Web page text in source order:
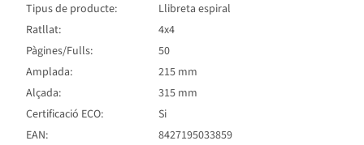
Tipus de producte:
Llibreta espiral
Ratllat:
4x4
Pàgines/Fulls:
50
Amplada:
215 mm
Alçada:
315 mm
Certificació ECO:
Si
EAN:
8427195033859